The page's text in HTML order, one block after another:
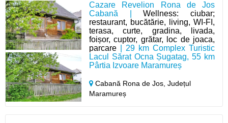
Cazare Revelion Rona de Jos
Cabană |Wellness: ciubar;
restaurant, bucătărie, living, WI-FI,
terasa, curte, gradina, livada,
foișor, cuptor, grătar, loc de joaca,
parcare | 29 km Complex Turistic
Lacul Sărat Ocna Șugatag, 55 km
Pârtia Izvoare Maramureș
Cabană Rona de Jos,Județul
Maramureș